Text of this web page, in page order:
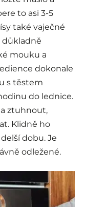
to asi 3-5
také vaječné
důkladně
mouku a
dokonale
s těstem
do lednice.
ztuhnout,
Klidně ho
dobu. Je
odležené.